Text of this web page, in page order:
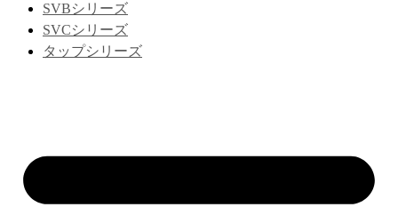
SVBシリーズ
SVCシリーズ
タップシリーズ